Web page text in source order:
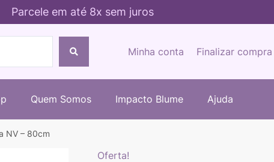
Parcele em até 8x sem juros
Minha conta Finalizar compra
Quem Somos Impacto Blume Ajuda
NV – 80cm
Oferta!